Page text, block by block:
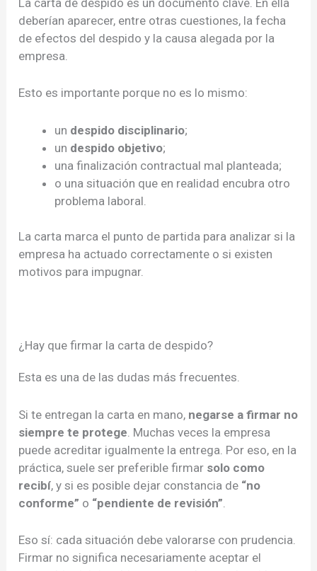
La carta de despido es un documento clave. En ella
deberían aparecer, entre otras cuestiones, la fecha
de efectos del despido y la causa alegada por la
empresa.
Esto es importante porque no es lo mismo:
un despido disciplinario;
un despido objetivo;
una finalización contractual mal planteada;
o una situación que en realidad encubra otro
problema laboral.
La carta marca el punto de partida para analizar si la
empresa ha actuado correctamente o si existen
motivos para impugnar.
¿Hay que firmar la carta de despido?
Esta es una de las dudas más frecuentes.
Si te entregan la carta en mano, negarse a firmar no
siempre te protege . Muchas veces la empresa
puede acreditar igualmente la entrega. Por eso, en la
práctica, suele ser preferible firmar solo como
recibí, y si es posible dejar constancia de “no
conforme” o “pendiente de revisión”
Eso sí: cada situación debe valorarse con prudencia.
Firmar no significa necesariamente aceptar el